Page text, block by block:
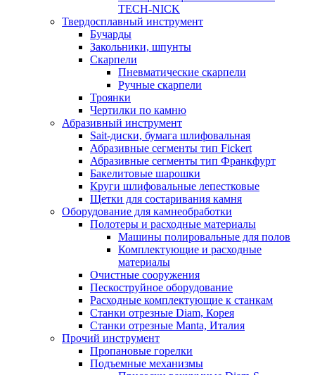
TECH-NICK
Твердосплавный инструмент
Бучарды
Закольники, шпунты
Скарпели
Пневматические скарпели
Ручные скарпели
Троянки
Чертилки по камню
Абразивный инструмент
Sait-диски, бумага шлифовальная
Абразивные сегменты тип Fickert
Абразивные сегменты тип Франкфурт
Бакелитовые шарошки
Круги шлифовальные лепестковые
Щетки для состаривания камня
Оборудование для камнеобработки
Полотеры и расходные материалы
Машины полировальные для полов
Комплектующие и расходные
материалы
Очистные сооружения
Пескоструйное оборудование
Расходные комплектующие к станкам
Станки отрезные Diam, Корея
Станки отрезные Manta, Италия
Прочий инструмент
Пропановые горелки
Подъeмные механизмы